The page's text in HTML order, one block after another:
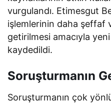
vurgulandı. Etimesgut
işlemlerinin daha şeffaf
getirilmesi amacıyla
kaydedildi.
Soruşturmanın
Soruşturmanın çok